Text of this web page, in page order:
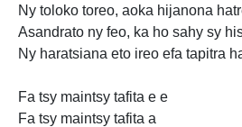
Ny toloko toreo, aoka hijanona
Asandrato ny feo, ka ho sahy sy
Ny haratsiana eto ireo efa tapitra
Fa tsy maintsy tafita e e
Fa tsy maintsy tafita a